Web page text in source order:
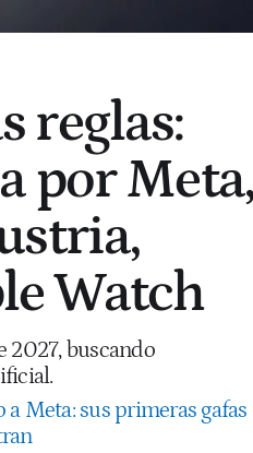
reglas:
por Meta,
Watch
2027, buscando
Meta: sus primeras gafas